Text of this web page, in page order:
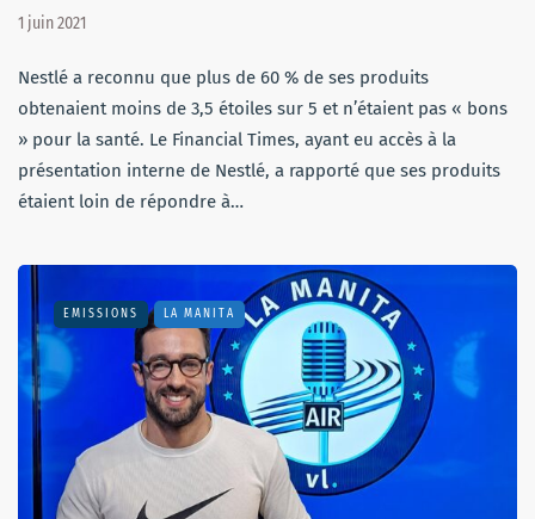
1 juin 2021
Nestlé a reconnu que plus de 60 % de ses produits
obtenaient moins de 3,5 étoiles sur 5 et n’étaient pas « bons
» pour la santé. Le Financial Times, ayant eu accès à la
présentation interne de Nestlé, a rapporté que ses produits
étaient loin de répondre à…
EMISSIONS LA MANITA